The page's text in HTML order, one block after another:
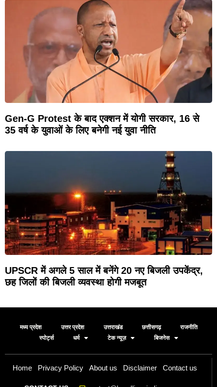
Gen-G Protest के बाद एक्शन में योगी सरकार, 16 से
35 वर्ष के युवाओं के लिए बनेगी नई युवा नीति
UPSCR में अगले 5 साल में बनेंगे 20 नए बिजली उपकेंद्र,
छह जिलों की बिजली व्यवस्था होगी मजबूत
मध्य प्रदेश उत्तर प्रदेश उत्तराखंड छत्तीसगढ़
राजनीति
स्पोर्ट्स
धर्म टेक न्यूज़ बिजनेस
Home Privacy Policy About us Disclaimer Contact us